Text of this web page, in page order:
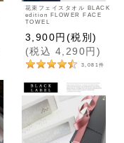
花束フェイスタオル BLACK
edition FLOWER FACE
TOWEL
3,900円 (税別)
(税込 4,290円 )
3,081件